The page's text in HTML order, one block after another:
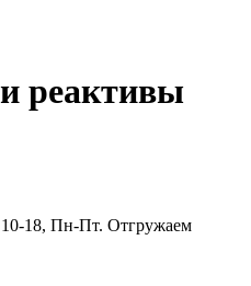
реактивы
18, Пн-Пт. Отгружаем